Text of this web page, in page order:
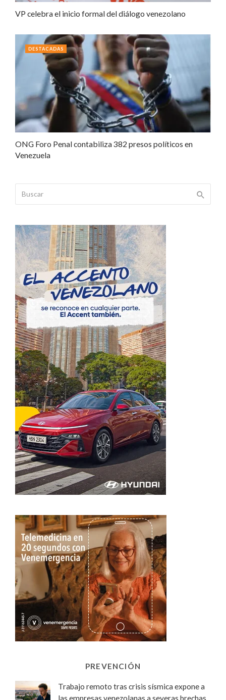
VP celebra el inicio formal del diálogo venezolano
ONG Foro Penal contabiliza 382 presos políticos en
Venezuela
DESTACADAS
PREVENCIÓN
Trabajo remoto tras crisis sísmica expone a